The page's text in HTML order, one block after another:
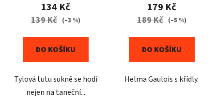
134 Kč
139 Kč (–3 %)
DO KOŠÍKU
Tylová tutu sukně se hodí
nejen na taneční...
179 Kč
189 Kč (–5 %)
DO KOŠÍKU
Helma Gaulois s křídly.